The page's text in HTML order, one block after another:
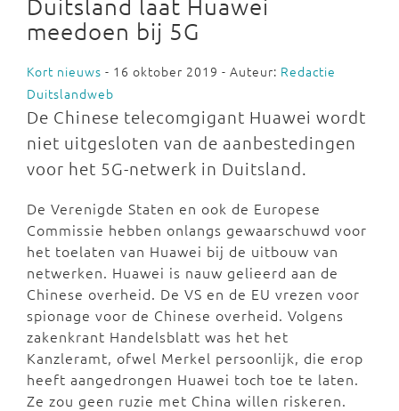
Duitsland laat Huawei
meedoen bij 5G
Kort nieuws - 16 oktober 2019 - Auteur: Redactie
Duitslandweb
De Chinese telecomgigant Huawei wordt
niet uitgesloten van de aanbestedingen
voor het 5G-netwerk in Duitsland.
De Verenigde Staten en ook de Europese
Commissie hebben onlangs gewaarschuwd voor
het toelaten van Huawei bij de uitbouw van
netwerken. Huawei is nauw gelieerd aan de
Chinese overheid. De VS en de EU vrezen voor
spionage voor de Chinese overheid. Volgens
zakenkrant Handelsblatt was het het
Kanzleramt, ofwel Merkel persoonlijk, die erop
heeft aangedrongen Huawei toch toe te laten.
Ze zou geen ruzie met China willen riskeren.